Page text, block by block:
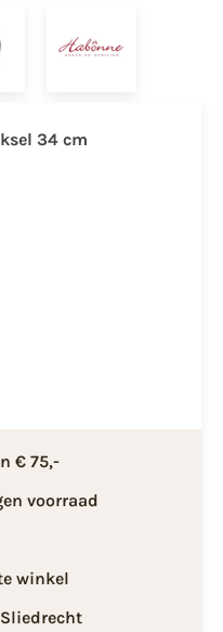
34 cm
€ 75,-
voorraad
winkel